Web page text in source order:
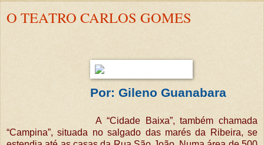
O TEATRO CARLOS GOMES
Por: Gileno Guanabara
A “Cidade Baixa”, também chamada
“Campina”, situada no salgado das marés da Ribeira, se